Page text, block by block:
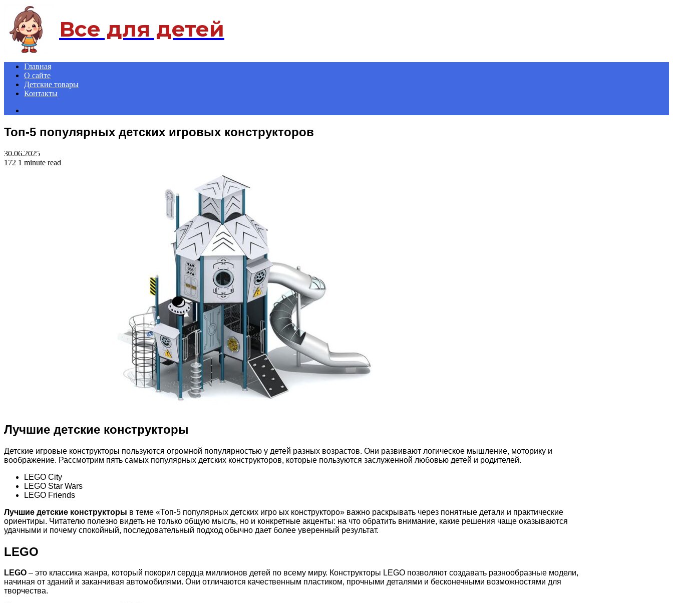
Все для детей
Главная
О сайте
Детские товары
Контакты
Топ-5 популярных детских игровых конструкторов
30.06.2025
172 1 minute read
Лучшие детские конструкторы
Детские игровые конструкторы пользуются огромной популярностью у детей разных возрастов. Они развивают логическое мышление, моторику и
воображение. Рассмотрим пять самых популярных детских конструкторов, которые пользуются заслуженной любовью детей и родителей.
LEGO City
LEGO Star Wars
LEGO Friends
Лучшие детские конструкторы в теме «Топ-5 популярных детских игро ых конструкторо» важно раскрывать через понятные детали и практические
ориентиры. Читателю полезно видеть не только общую мысль, но и конкретные акценты: на что обратить внимание, какие решения чаще оказываются
удачными и почему спокойный, последовательный подход обычно дает более уверенный результат.
LEGO
LEGO – это классика жанра, который покорил сердца миллионов детей по всему миру. Конструкторы LEGO позволяют создавать разнообразные модели,
начиная от зданий и заканчивая автомобилями. Они отличаются качественным пластиком, прочными деталями и бесконечными возможностями для
творчества.